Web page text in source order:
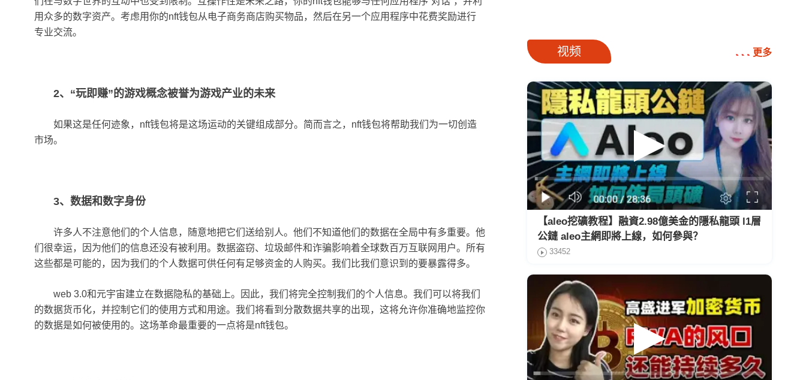
用众多的数字资产。考虑用你的nft钱包从电子商务商店购买物品，然后在另一个应用程序中花费奖励进行
专业交流。
2、“玩即赚”的游戏概念被誉为游戏产业的未来
如果这是任何迹象，nft钱包将是这场运动的关键组成部分。简而言之，nft钱包将帮助我们为一切创造
市场。
3、数据和数字身份
许多人不注意他们的个人信息，随意地把它们送给别人。他们不知道他们的数据在全局中有多重要。他
们很幸运，因为他们的信息还没有被利用。数据盗窃、垃圾邮件和诈骗影响着全球数百万互联网用户。所有
这些都是可能的，因为我们的个人数据可供任何有足够资金的人购买。我们比我们意识到的要暴露得多。
web 3.0和元宇宙建立在数据隐私的基础上。因此，我们将完全控制我们的个人信息。我们可以将我们
的数据货币化，并控制它们的使用方式和用途。我们将看到分散数据共享的出现，这将允许你准确地监控你
的数据是如何被使用的。这场革命最重要的一点将是nft钱包。
视频 更多
【aleo挖礦教程】融資2.98億美金的隱私龍頭 l1層
公鏈 aleo主網即將上線，如何參與？
33452